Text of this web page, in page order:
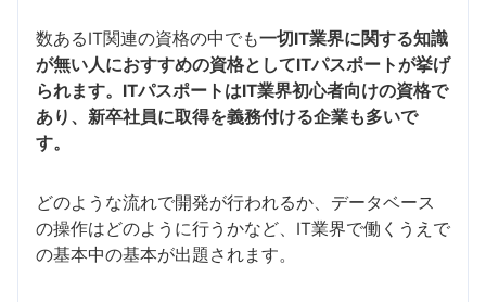
数あるIT関連の資格の中でも一切IT業界に関する知識
が無い人におすすめの資格としてITパスポートが挙げ
られます。ITパスポートはIT業界初心者向けの資格で
あり、新卒社員に取得を義務付ける企業も多いで
す。
どのような流れで開発が行われるか、データベース
の操作はどのように行うかなど、IT業界で働くうえで
の基本中の基本が出題されます。